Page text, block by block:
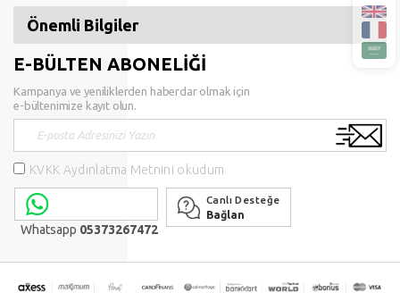
Önemli Bilgiler
E-BÜLTEN ABONELİĞİ
Kampanya ve yeniliklerden haberdar olmak için
e-bültenimize kayıt olun.
KVKK Aydınlatma Metnini okudum
Whatsapp 05373267472
Canlı Desteğe
Bağlan